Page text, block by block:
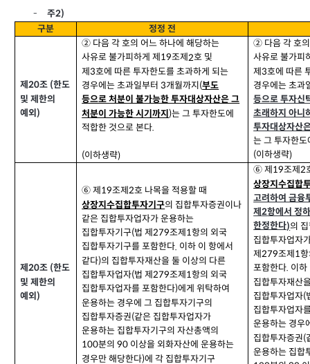
- 주2)
구분
정정 전
제20조 (한도
및 제한의
예외 )
② 다음 각 호의 어느 하나에 해당하는
사유로 불가피하게 제 19조제2호 및
제3호에 따른 투자한도를 초과하게 되는
경우에는 초과일부터 3개월까지 (부도
등으로 처분이 불가능한 투자대상자산은 그
처분이 가능한 시기까지 )는 그 투자한도에
적합한 것으로 본다.
(이하생략)
② 다음 각 호
사유로 불가피
제3호에 따른
경우에는 초과
등으로 투자신
초래하지 아니
투자대상자산
는 그 투자한
(이하생략)
제20조 (한도
및 제한의
예외 )
⑥ 제 19조제2호 나목을 적용할 때
상장지수집합투자기구의 집합투자증권이나
같은 집합투자업자가 운용하는
집합투자기구(법 제279조제 1항의 외국
집합투자기구를 포함한다. 이하 이 항에서
같다)의 집합투자재산을 둘 이상의 다른
집합투자업자(법 제279조제 1항의 외국
집합투자업자를 포함한다)에게 위탁하여
운용하는 경우에 그 집합투자기구의
집합투자증권(같은 집합투자업자가
운용하는 집합투자기구의 자산총액의
100분의 90 이상을 외화자산에 운용하는
경우만 해당한다)에 각 집합투자기구
⑥ 제 19조제2
상장지수집합
고려하여 금융
제2항에서 정
한정한다)의
집합투자업자
제279조제 1
포함한다. 이하
집합투자재산
집합투자업자(
집합투자업자
운용하는 경우
집합투자증권(
운용하는 집합